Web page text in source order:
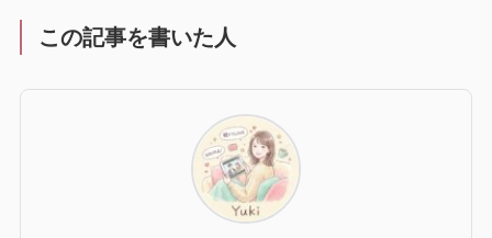
この記事を書いた人